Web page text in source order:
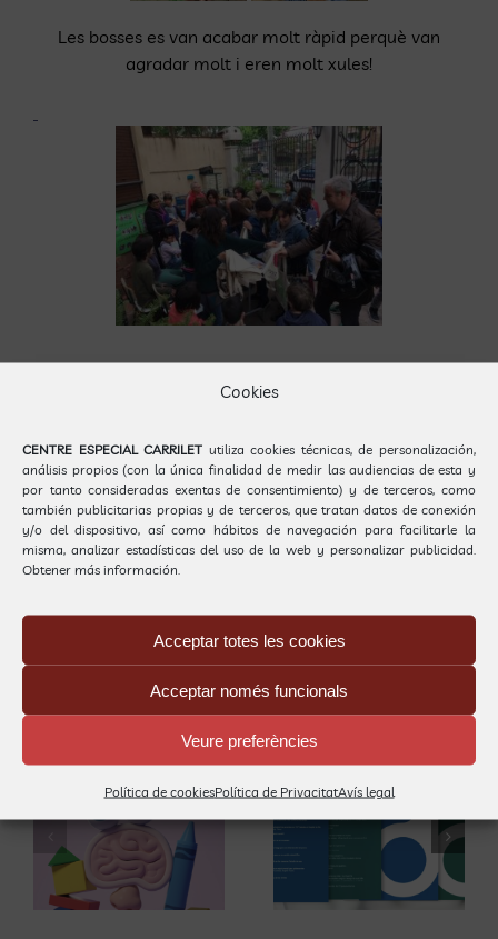
Cookies
CENTRE ESPECIAL CARRILET utiliza cookies técnicas, de personalización,
análisis propios (con la única finalidad de medir las audiencias de esta y
por tanto consideradas exentas de consentimiento) y de terceros, como
también publicitarias propias y de terceros, que tratan datos de conexión
y/o del dispositivo, así como hábitos de navegación para facilitarle la
misma, analizar estadísticas del uso de la web y personalizar publicidad.
Obtener más información.
Acceptar totes les cookies
Acceptar només funcionals
Veure preferències
Política de cookiesPolítica de PrivacitatAvís legal
Les bosses es van acabar molt ràpid perquè van
agradar molt i eren molt xules!
Compartir
Llocs relacionats
La revista de
Psicopatologia
Infantil i
Adolescent
inicia una
nova etapa
en accés
Carrilet
s’omple de la
màgia dels
contes per